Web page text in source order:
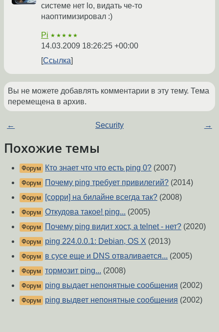
системе нет lo, видать че-то
наоптимизировал :)
Pi ★★★★★
14.03.2009 18:26:25 +00:00
Ссылка
Вы не можете добавлять комментарии в эту тему. Тема
перемещена в архив.
← Security →
Похожие темы
Форум Кто знает что что есть ping 0? (2007)
Форум Почему ping требует привилегий? (2014)
Форум [сорри] на билайне всегда так? (2008)
Форум Откудова такое! ping... (2005)
Форум Почему ping видит хост, а telnet - нет? (2020)
Форум ping 224.0.0.1: Debian, OS X (2013)
Форум в сусе еще и DNS отваливается... (2005)
Форум тормозит ping... (2008)
Форум ping выдает непонятные сообщения (2002)
Форум ping выдвет непонятные сообщения (2002)